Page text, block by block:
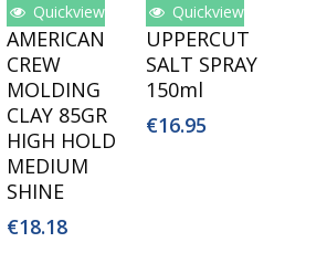
Toevoegen
Aan
Winkelwagen
Quickview
AMERICAN
CREW
MOLDING
CLAY 85GR
HIGH HOLD
MEDIUM
SHINE
€18.18
Toevoegen
Aan
Winkelwagen
Quickview
UPPERCUT
SALT SPRAY
150ml
€16.95